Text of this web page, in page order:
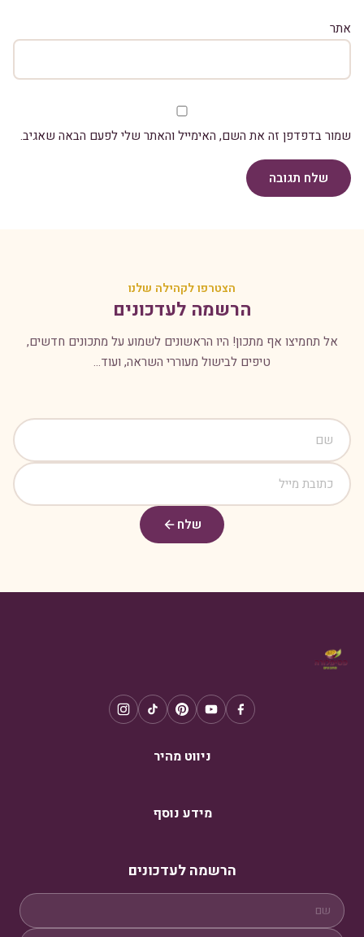
אתר
שמור בדפדפן זה את השם, האימייל והאתר שלי לפעם הבאה שאגיב.
שלח תגובה
הצטרפו לקהילה שלנו
הרשמה לעדכונים
אל תחמיצו אף מתכון! היו הראשונים לשמוע על מתכונים חדשים,
טיפים לבישול מעוררי השראה, ועוד...
שלח
ניווט מהיר
מידע נוסף
הרשמה לעדכונים